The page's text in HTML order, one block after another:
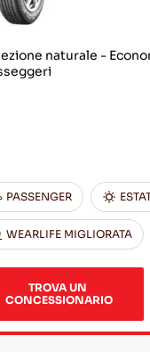
naturale -
PASSENGER
WEARLIFE MIGLIORATA
TROVA UN
CONCESSIONARIO